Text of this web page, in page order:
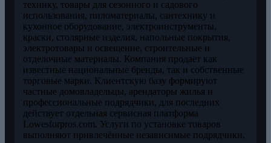
технику, товары для сезонного и садового
использования, пиломатериалы, сантехнику и
кухонное оборудование, электроинструменты,
краски, столярные изделия, напольные покрытия,
электротовары и освещение, строительные и
отделочные материалы. Компания продаёт как
известные национальные бренды, так и собственные
торговые марки. Клиентскую базу формируют
частные домовладельцы, арендаторы жилья и
профессиональные подрядчики, для последних
действует отдельная сервисная платформа
Lowesforpros.com. Услуги по установке товаров
выполняют привлечённые независимые подрядчики,